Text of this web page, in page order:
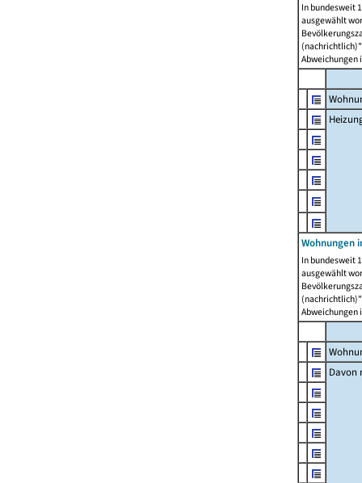
In bundesweit
ausgewählt
Abweichungen
Wohnungen
In bundesweit
ausgewählt
Abweichungen
Davon